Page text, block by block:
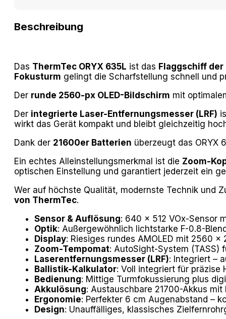
Beschreibung
Das ThermTec ORYX 635L ist das Flaggschiff
Fokusturm gelingt die Scharfstellung schnell und
Der runde 2560-px OLED-Bildschirm mit
Der integrierte Laser-Entfernungsmesser (LRF)
wirkt das Gerät kompakt und bleibt gleichzeitig
Dank der 21600er Batterien überzeugt das ORYX
Ein echtes Alleinstellungsmerkmal ist die Zoom-
optischen Einstellung und garantiert jederzeit ein
Wer auf höchste Qualität, modernste Technik und
von ThermTec.
Sensor & Auflösung: 640 × 512 VOx-Sensor
Optik: Außergewöhnlich lichtstarke F-0.8-
Display: Riesiges rundes AMOLED mit 2560 ×
Zoom-Tempomat: AutoSight-System (TASS)
Laserentfernungsmesser (LRF): Integriert –
Ballistik-Kalkulator: Voll integriert für präzise
Bedienung: Mittige Turmfokussierung plus
Akkulösung: Austauschbare 21700-Akkus
Ergonomie: Perfekter 6 cm Augenabstand –
Design: Unauffälliges, klassisches